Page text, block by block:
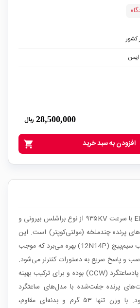
کشور
28,500,000 ریال
shopping_cart افزودن به سبد خرید
موتور EMAX MT2213 با سرعت ۹۳۵KV از نوع براشلس بیرونی و
پرنده چندملخه (مولتی‌کوپتر) است. این
موتور از آرایش ۱۲ قطب سیم‌پیچ (12N14P) بهره می‌برد که موجب
و پاسخ سریع به دستورات کنترلر می‌شود.
نوع چرخش این مدل پادساعتگرد (CCW) بوده و برای ترکیب بهینه
پرنده جفت‌شده با مدل‌های ساعتگرد
(CW) استفاده می‌شود. با وزن تنها ۵۳ گرم و بدنه‌ای مقاوم،